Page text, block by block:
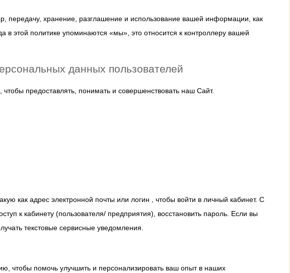
передачу, хранение, разглашение и использование вашей информации, как
в этой политике упоминаются «мы», это относится к контроллеру вашей
данных пользователей
предоставлять, понимать и совершенствовать наш Сайт.
как адрес электронной почты или логин , чтобы войти в личный кабинет. С
к кабинету (пользователя/ предприятия), восстановить пароль. Если вы
текстовые сервисные уведомления.
чтобы помочь улучшить и персонализировать ваш опыт в наших